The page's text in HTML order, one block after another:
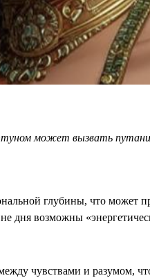
может вызвать
глубины, что может
дня возможны
чувствами и разумом,